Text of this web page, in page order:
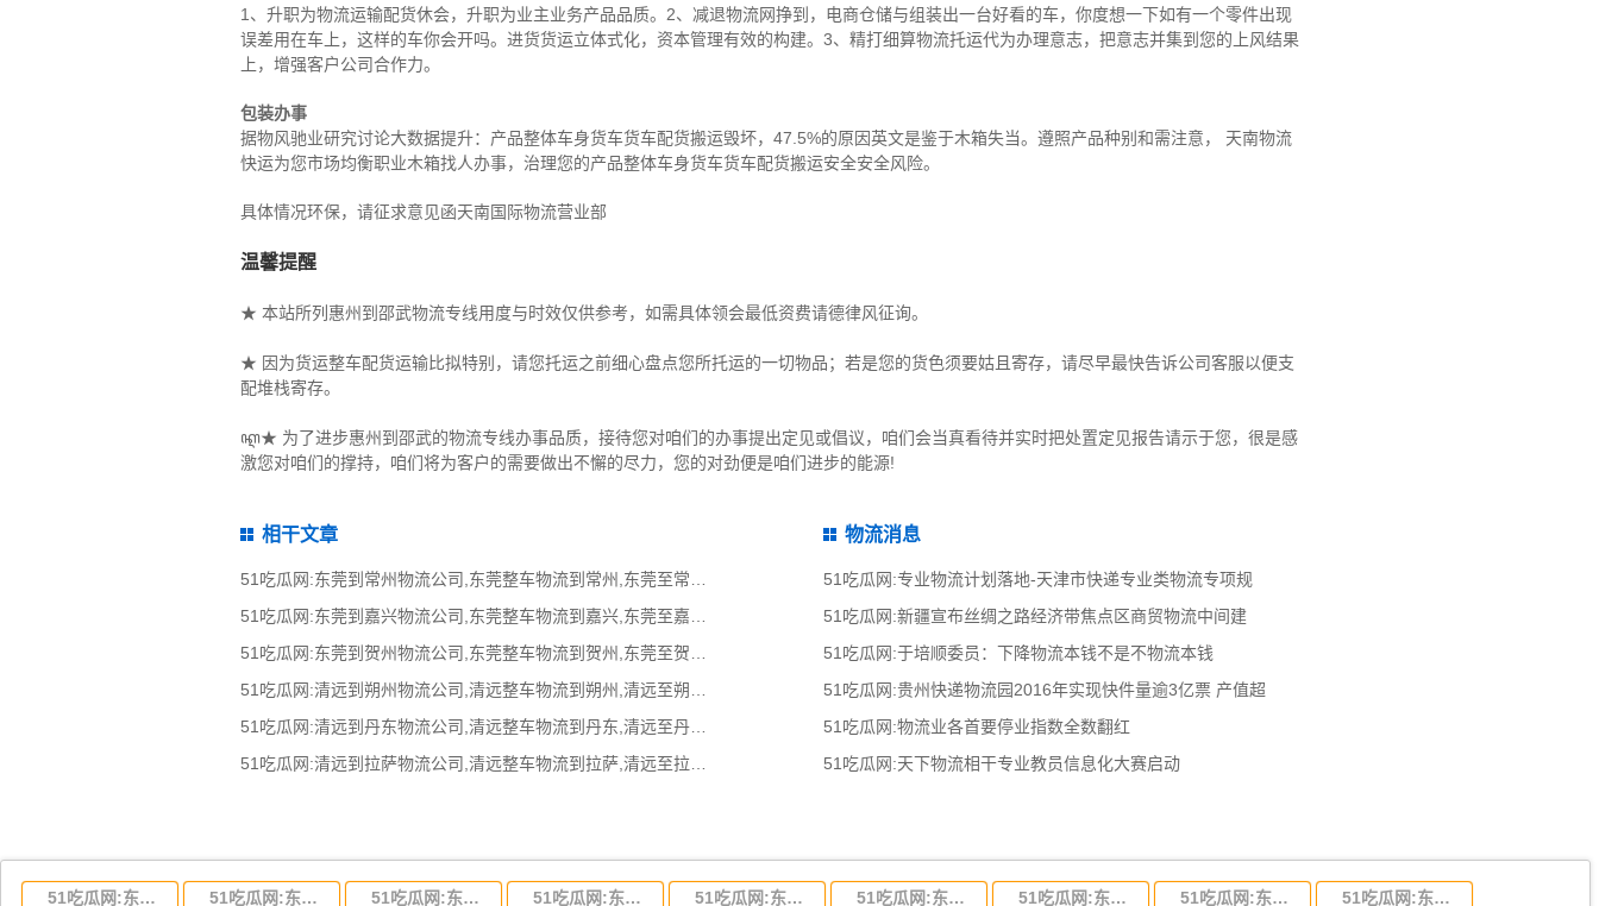
1、升职为物流运输配货休会，升职为业主业务产品品质。2、减退物流网挣到，电商仓储与组装出一台好看的车，你度想一下如有一个零件出现
误差用在车上，这样的车你会开吗。进货货运立体式化，资本管理有效的构建。3、精打细算物流托运代为办理意志，把意志并集到您的上风结果
上，增强客户公司合作力。
包装办事
据物风驰业研究讨论大数据提升：产品整体车身货车货车配货搬运毁坏，47.5%的原因英文是鉴于木箱失当。遵照产品种别和需注意， 天南物流
快运为您市场均衡职业木箱找人办事，治理您的产品整体车身货车货车配货搬运安全安全风险。
具体情况环保，请征求意见函天南国际物流营业部
温馨提醒
★ 本站所列惠州到邵武物流专线用度与时效仅供参考，如需具体领会最低资费请德律风征询。
★ 因为货运整车配货运输比拟特别，请您托运之前细心盘点您所托运的一切物品；若是您的货色须要姑且寄存，请尽早最快告诉公司客服以便支
配堆栈寄存。
ꦐ★ 为了进步惠州到邵武的物流专线办事品质，接待您对咱们的办事提出定见或倡议，咱们会当真看待并实时把处置定见报告请示于您，很是感
激您对咱们的撑持，咱们将为客户的需要做出不懈的尽力，您的对劲便是咱们进步的能源!
相干文章
51吃瓜网:清远到丹东物流公司,清远整车物流到丹东,清远至丹东物流专线 - 天南
物流消息
51吃瓜网:专业物流计划落地-天津市快递专业类物流专项规
51吃瓜网:新疆宣布丝绸之路经济带焦点区商贸物流中间建
51吃瓜网:于培顺委员：下降物流本钱不是不物流本钱
51吃瓜网:贵州快递物流园2016年实现快件量逾3亿票 产值超
51吃瓜网:物流业各首要停业指数全数翻红
51吃瓜网:天下物流相干专业教员信息化大赛启动
51吃瓜网:东莞到湖北省物流专线,东莞到湖北省物流公司 51吃瓜网:东莞到河南省物流专线,东莞到河南省物流公司 51吃瓜网:东莞到湖南省物流专线,东莞到湖南省物流公司 51吃瓜网:东莞到河北省物流专线,东莞到河北省物流公司 51吃瓜网:东莞到吉林省物流运输,东莞到吉林省物流公司 51吃瓜网:东莞到甘肃省物流运输,东莞到甘肃省物流公司 51吃瓜网:东莞到陕西省物流运输,东莞到陕西省物流公司 51吃瓜网:东莞到贵州省物流运输,东莞到贵州省物流公司 51吃瓜网:东莞到四川省物流专线,东莞到四川省物流公司